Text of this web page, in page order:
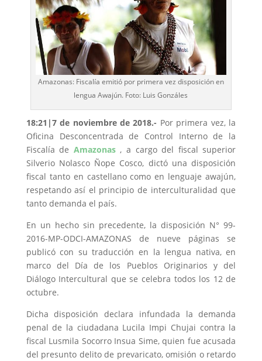
Amazonas: Fiscalía emitió por primera vez disposición en
lengua Awajún. Foto: Luis Gonzáles
18:21|7 de noviembre de 2018.- Por primera vez, la
Oficina Desconcentrada de Control Interno de la
Fiscalía de Amazonas, a cargo del fiscal superior
Silverio Nolasco Ñope Cosco, dictó una disposición
fiscal tanto en castellano como en lenguaje awajún,
respetando así el principio de interculturalidad que
tanto demanda el país.
En un hecho sin precedente, la disposición N° 99-
2016-MP-ODCI-AMAZONAS de nueve páginas se
publicó con su traducción en la lengua nativa, en
marco del Día de los Pueblos Originarios y del
Diálogo Intercultural que se celebra todos los 12 de
octubre.
Dicha disposición declara infundada la demanda
penal de la ciudadana Lucila Impi Chujai contra la
fiscal Lusmila Socorro Insua Sime, quien fue acusada
del presunto delito de prevaricato, omisión o retardo